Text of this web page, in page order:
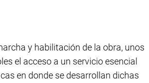
y habilitación de la obra, unos
el acceso a un servicio esencial
en donde se desarrollan dichas